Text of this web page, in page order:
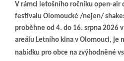
V rámci letošního ročníku open-air
festivalu Olomoucké /nejen/
proběhne od 4. do 16. srpna 2026
areálu Letního kina v Olomouci, je
nabídku pro obce na zvýhodněné